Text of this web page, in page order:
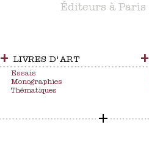
Éditeurs à Paris
+LIVRES D'ART
Essais
Monographies
Thématiques
+